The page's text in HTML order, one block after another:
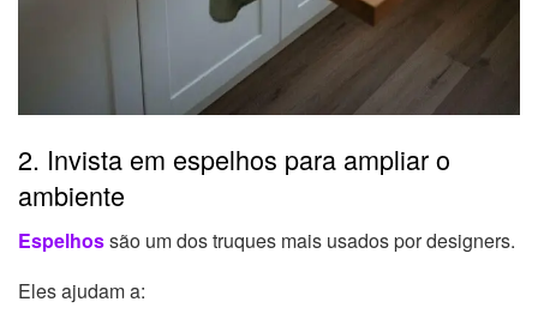
2. Invista em espelhos para ampliar o
ambiente
Espelhossão um dos truques mais usados por designers.
Eles ajudam a: